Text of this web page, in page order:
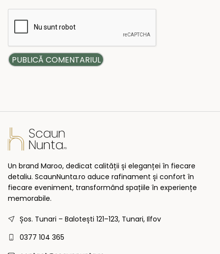
Un brand Maroo, dedicat calității și eleganței în fiecare
detaliu. ScaunNunta.ro aduce rafinament și confort în
fiecare eveniment, transformând spațiile în experiențe
memorabile.
Șos. Tunari – Balotești 121–123, Tunari, Ilfov
0377 104 365